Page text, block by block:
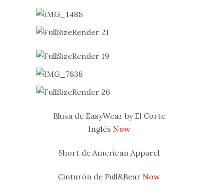
Blusa de EasyWear by El Corte
Inglés Now
Short de American Apparel
Cinturón de Pull&Bear Now